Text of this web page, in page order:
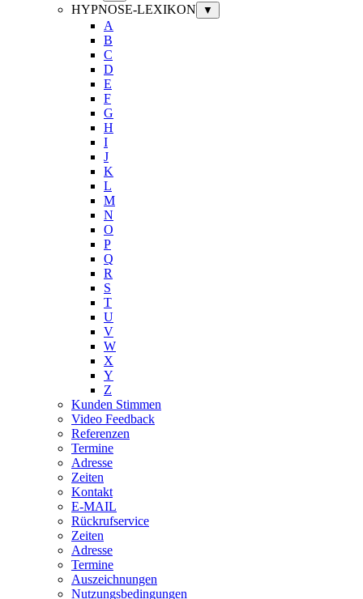
HYPNOSE-LEXIKON ▼
A
B
C
D
E
F
G
H
I
J
K
L
M
N
O
P
Q
R
S
T
U
V
W
X
Y
Z
Kunden Stimmen
Video Feedback
Referenzen
Termine
Adresse
Zeiten
Kontakt
E-MAIL
Rückrufservice
Zeiten
Adresse
Termine
Auszeichnungen
Nutzungsbedingungen